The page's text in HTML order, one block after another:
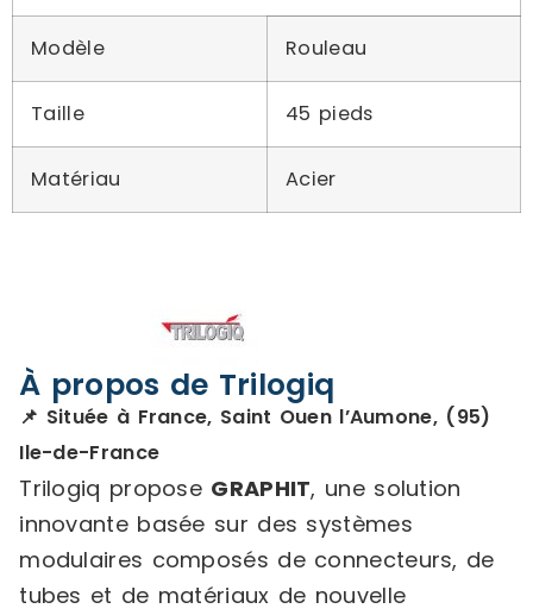
Modèle Rouleau
Taille 45 pieds
Matériau Acier
À propos de Trilogiq
📌 Située à France, Saint Ouen l’Aumone, (95)
Ile-de-France
Trilogiq propose GRAPHIT, une solution
innovante basée sur des systèmes
modulaires composés de connecteurs, de
tubes et de matériaux de nouvelle